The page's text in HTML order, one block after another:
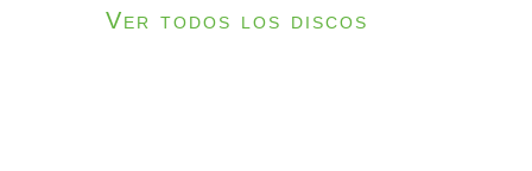
Ver todos los discos